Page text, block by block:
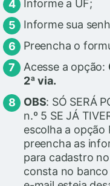
Informe a UF;
Informe sua
Preencha o
Acesse a opção:
2ª via.
OBS: SÓ SERÁ
n.º 5 SE JÁ
escolha a opção
preencha as
para cadastro
consta no banco